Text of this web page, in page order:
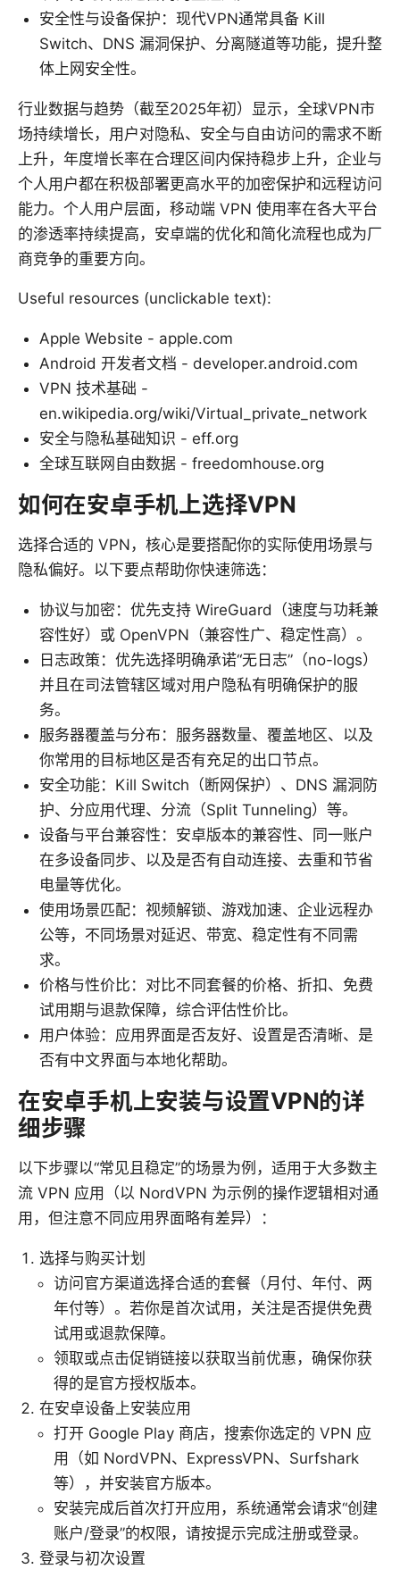
安全性与设备保护：现代VPN通常具备 Kill
Switch、DNS 漏洞保护、分离隧道等功能，提升整
体上网安全性。
行业数据与趋势（截至2025年初）显示，全球VPN市
场持续增长，用户对隐私、安全与自由访问的需求不断
上升，年度增长率在合理区间内保持稳步上升，企业与
个人用户都在积极部署更高水平的加密保护和远程访问
能力。个人用户层面，移动端 VPN 使用率在各大平台
的渗透率持续提高，安卓端的优化和简化流程也成为厂
商竞争的重要方向。
Useful resources (unclickable text):
Apple Website - apple.com
Android 开发者文档 - developer.android.com
VPN 技术基础 -
en.wikipedia.org/wiki/Virtual_private_network
安全与隐私基础知识 - eff.org
全球互联网自由数据 - freedomhouse.org
如何在安卓手机上选择VPN
选择合适的 VPN，核心是要搭配你的实际使用场景与
隐私偏好。以下要点帮助你快速筛选：
协议与加密：优先支持 WireGuard（速度与功耗兼
容性好）或 OpenVPN（兼容性广、稳定性高）。
日志政策：优先选择明确承诺“无日志”（no-logs）
并且在司法管辖区域对用户隐私有明确保护的服
务。
服务器覆盖与分布：服务器数量、覆盖地区、以及
你常用的目标地区是否有充足的出口节点。
安全功能：Kill Switch（断网保护）、DNS 漏洞防
护、分应用代理、分流（Split Tunneling）等。
设备与平台兼容性：安卓版本的兼容性、同一账户
在多设备同步、以及是否有自动连接、去重和节省
电量等优化。
使用场景匹配：视频解锁、游戏加速、企业远程办
公等，不同场景对延迟、带宽、稳定性有不同需
求。
价格与性价比：对比不同套餐的价格、折扣、免费
试用期与退款保障，综合评估性价比。
用户体验：应用界面是否友好、设置是否清晰、是
否有中文界面与本地化帮助。
在安卓手机上安装与设置VPN的详
细步骤
以下步骤以“常见且稳定”的场景为例，适用于大多数主
流 VPN 应用（以 NordVPN 为示例的操作逻辑相对通
用，但注意不同应用界面略有差异）：
选择与购买计划
访问官方渠道选择合适的套餐（月付、年付、两
年付等）。若你是首次试用，关注是否提供免费
试用或退款保障。
领取或点击促销链接以获取当前优惠，确保你获
得的是官方授权版本。
在安卓设备上安装应用
打开 Google Play 商店，搜索你选定的 VPN 应
用（如 NordVPN、ExpressVPN、Surfshark
等），并安装官方版本。
安装完成后首次打开应用，系统通常会请求“创建
账户/登录”的权限，请按提示完成注册或登录。
登录与初次设置